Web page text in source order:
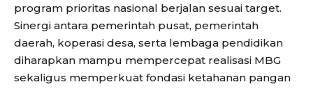
program prioritas nasional berjalan sesuai target.
Sinergi antara pemerintah pusat, pemerintah
daerah, koperasi desa, serta lembaga pendidikan
diharapkan mampu mempercepat realisasi MBG
sekaligus memperkuat fondasi ketahanan pangan